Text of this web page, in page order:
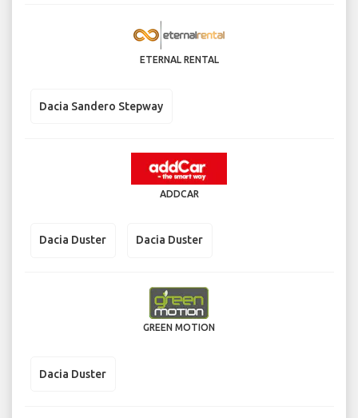
ETERNAL RENTAL
Dacia Sandero Stepway
ADDCAR
Dacia Duster Dacia Duster
GREEN MOTION
Dacia Duster